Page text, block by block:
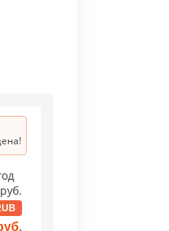
руб.